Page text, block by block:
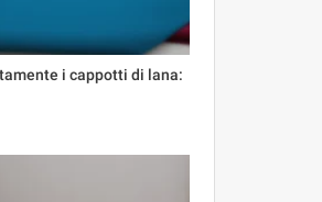
i cappotti di lana: